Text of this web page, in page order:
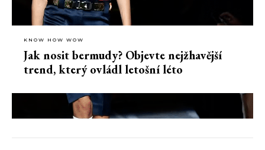
KNOW HOW WOW
Jak nosit bermudy? Objevte nejžhavější
trend, který ovládl letošní léto